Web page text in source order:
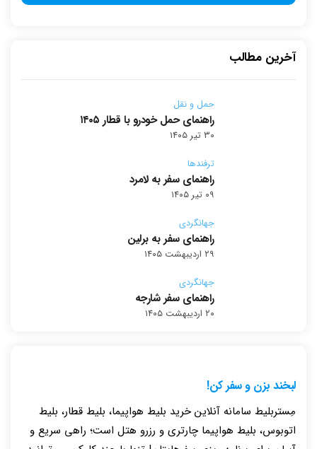
آخرین مطالب
حمل و نقل
راهنمای حمل خودرو با قطار ۱۴۰۵
۳۰ تیر ۱۴۰۵
ترفندها
راهنمای سفر به لامرد
۰۹ تیر ۱۴۰۵
جهانگردی
راهنمای سفر به برلین
۲۹ اردیبهشت ۱۴۰۵
جهانگردی
راهنمای سفر شارجه
۲۰ اردیبهشت ۱۴۰۵
لبخند بزن و سفر کن!
مِستربلیط سامانه آنلاین خرید بلیط هواپیما، بلیط قطار، بلیط
اتوبوس، بلیط هواپیما چارتری و رزرو هتل است؛ راهی سریع و